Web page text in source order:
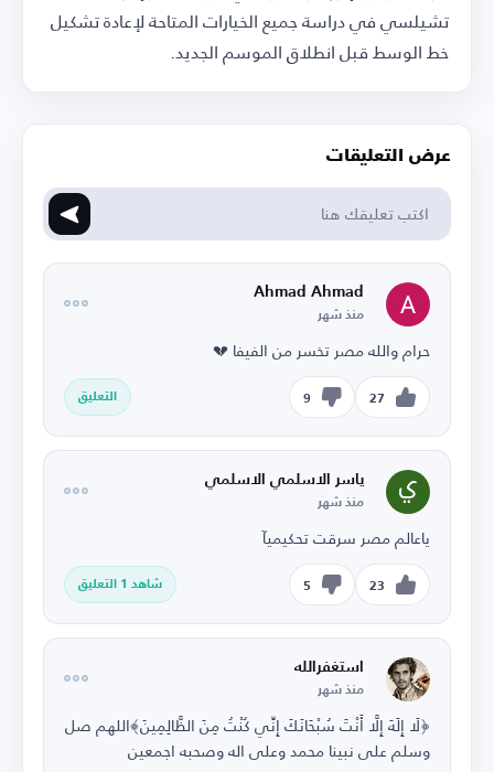
تشيلسي في دراسة جميع الخيارات المتاحة لإعادة تشكيل
خط الوسط قبل انطلاق الموسم الجديد.
عرض التعليقات
Ahmad Ahmad
منذ شهر
حرام والله مصر تخسر من الفيفا 💔
27
9 التعليق
ياسر الاسلمي الاسلمي
منذ شهر
ياعالم مصر سرقت تحكيميآ
23
5 شاهد 1 التعليق
استغفرالله
منذ شهر
﴿لَا إِلَهَ إِلَّا أَنْتَ سُبْحَانَكَ إِنِّي كُنْتُ مِنَ الظَّالِمِينَ﴾اللهم صل
وسلم على نبينا محمد وعلى اله وصحبه اجمعين